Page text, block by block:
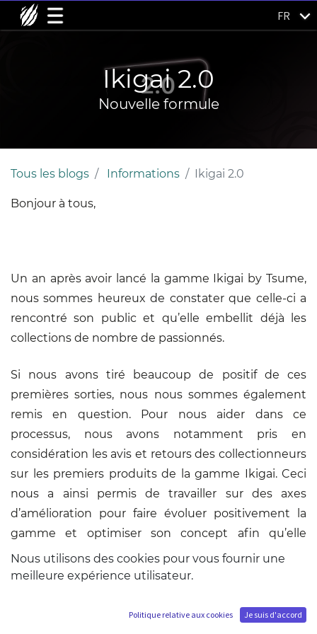
FR
Ikigai 2.0
Nouvelle formule
Tous les blogs Informations Ikigai 2.0
Bonjour à tous,
Un an après avoir lancé la gamme Ikigai by Tsume,
nous sommes heureux de constater que celle-ci a
rencontré son public et qu’elle embellit déjà les
collections de nombre de passionnés.
Si nous avons tiré beaucoup de positif de ces
premières sorties, nous nous sommes également
remis en question. Pour nous aider dans ce
processus, nous avons notamment pris en
considération les avis et retours des collectionneurs
sur les premiers produits de la gamme Ikigai. Ceci
nous a ainsi permis de travailler sur des axes
d’amélioration pour faire évoluer positivement la
gamme et optimiser son concept afin qu’elle
corresponde au mieux à vos attentes.
Nous utilisons des cookies pour vous fournir une
meilleure expérience utilisateur.
Politique relative aux cookies Je suis d'accord